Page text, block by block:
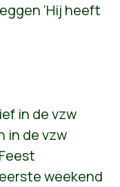
‘Hij heeft
in de vzw
in de vzw
weekend